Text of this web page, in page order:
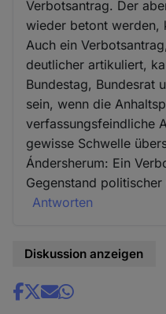
Verbotsantrag. Der
wieder betont werden,
Auch ein
deutlicher artikuliert,
Bundestag, Bundesrat
sein, wenn die
verfassungsfeindliche
gewisse Schwelle
Ándersherum: Ein
Gegenstand
Antworten
Diskussion anzeigen
Share